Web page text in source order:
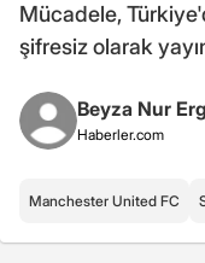
Mücadele,
şifresiz olarak
Beyza Nur
Haberler.com
Manchester United FC